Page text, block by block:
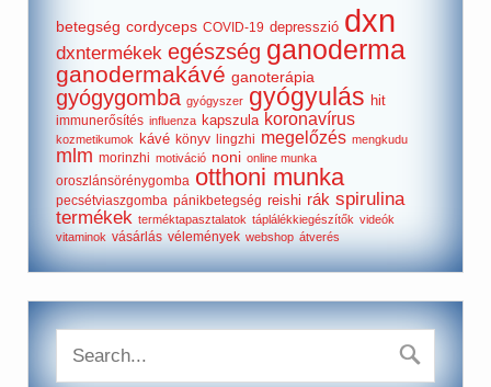
betegség cordyceps COVID-19 depresszió dxn
dxntermékek egészség ganoderma
ganodermakávé ganoterápia
gyógygomba gyógyszer gyógyulás hit
immunerősítés influenza kapszula koronavírus
kozmetikumok kávé könyv lingzhi megelőzés mengkudu
mlm morinzhi motiváció noni online munka
oroszlánsörénygomba otthoni munka
pecsétviaszgomba pánikbetegség reishi rák spirulina
termékek terméktapasztalatok táplálékkiegészítők videók
vitaminok vásárlás vélemények webshop átverés